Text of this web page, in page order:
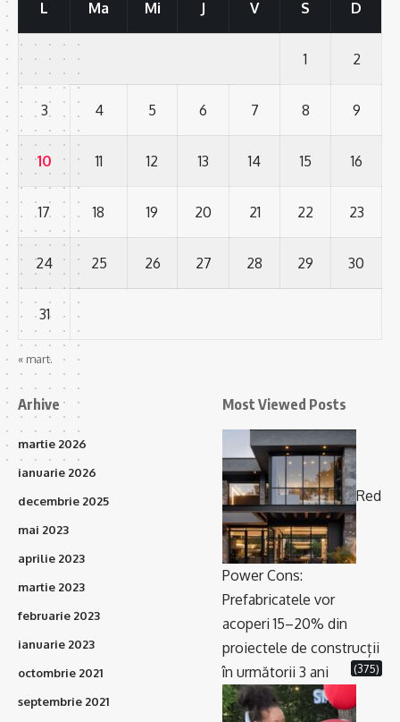
L Ma Mi J V S D
1 2
3 4 5 6 7 8 9
10 11 12 13 14 15 16
17 18 19 20 21 22 23
24 25 26 27 28 29 30
31
« mart.
Arhive
martie 2026
ianuarie 2026
decembrie 2025
mai 2023
aprilie 2023
martie 2023
februarie 2023
ianuarie 2023
octombrie 2021
septembrie 2021
Most Viewed Posts
Red
Power Cons:
Prefabricatele vor
acoperi 15–20% din
proiectele de construcții
în următorii 3 ani
(375)